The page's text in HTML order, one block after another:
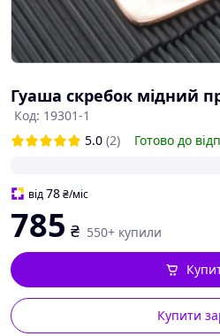
Гуаша скребок мідний
Код: 19301-1
5.0 (2) Готово до
від78₴/міс
785 ₴ 550+ купили
Купити